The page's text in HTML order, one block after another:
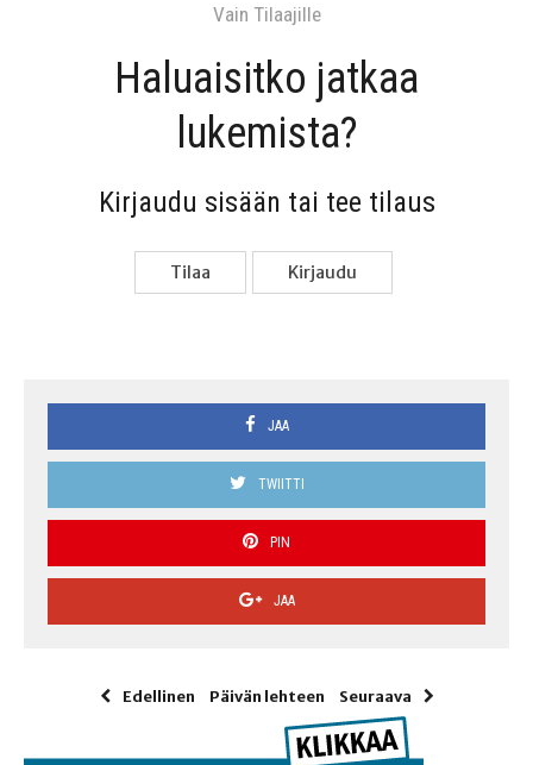
Vain Tilaa­jil­le
Haluai­sit­ko jat­kaa
lukemista?
Kir­jau­du sisään tai tee tilaus
Tilaa Kir­jau­du
JAA
TWIITTI
PIN
JAA
Edellinen Päivän lehteen Seuraava